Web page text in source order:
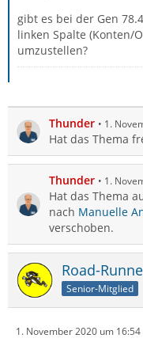
gibt es bei der Gen
linken Spalte (Konten/
umzustellen?
Thunder 1.
Hat das Thema
Thunder 1.
Hat das Thema
nach Manuelle
verschoben.
Road-
Senior-Mitglied
1. November 2020 um 16:54